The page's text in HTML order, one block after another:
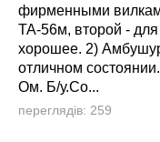
фирменными
ТА-56м, второй -
хорошее. 2)
отличном
Ом. Б/у.Со...
переглядів: 259